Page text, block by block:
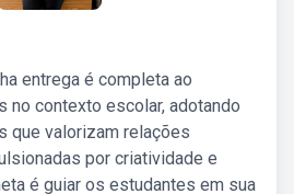
entrega é completa ao
no contexto escolar, adotando
que valorizam relações
por criatividade e
é guiar os estudantes em sua